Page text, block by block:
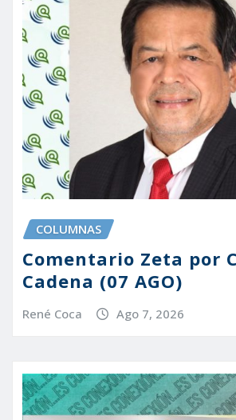
COLUMNAS
Comentario Zeta por
Cadena (07 AGO)
René Coca Ago 7, 2026